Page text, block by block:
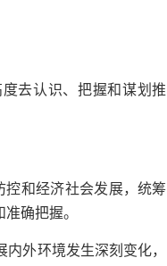
去认识、把握和谋划推
控和经济社会发展，统筹
确把握。
外环境发生深刻变化，